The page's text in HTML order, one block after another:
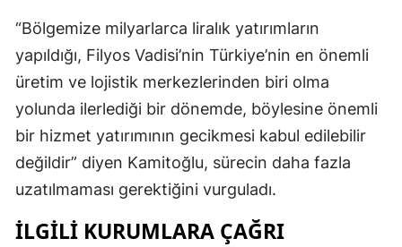
“Bölgemize milyarlarca liralık yatırımların
yapıldığı, Filyos Vadisi’nin Türkiye’nin en önemli
üretim ve lojistik merkezlerinden biri olma
yolunda ilerlediği bir dönemde, böylesine önemli
bir hizmet yatırımının gecikmesi kabul edilebilir
değildir” diyen Kamitoğlu, sürecin daha fazla
uzatılmaması gerektiğini vurguladı.
İLGİLİ KURUMLARA ÇAĞRI